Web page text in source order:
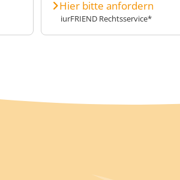
Hier bitte anfordern
iurFRIEND Rechtsservice*